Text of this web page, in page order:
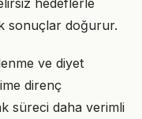
hedeflerle
sonuçlar doğurur.
ve diyet
direnç
süreci daha verimli